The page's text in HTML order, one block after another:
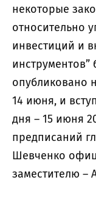
некоторые
относительно
инвестиций и
опубликовано
14 июня, и
дня – 15 июня
предписаний
Шевченко
заместителю –